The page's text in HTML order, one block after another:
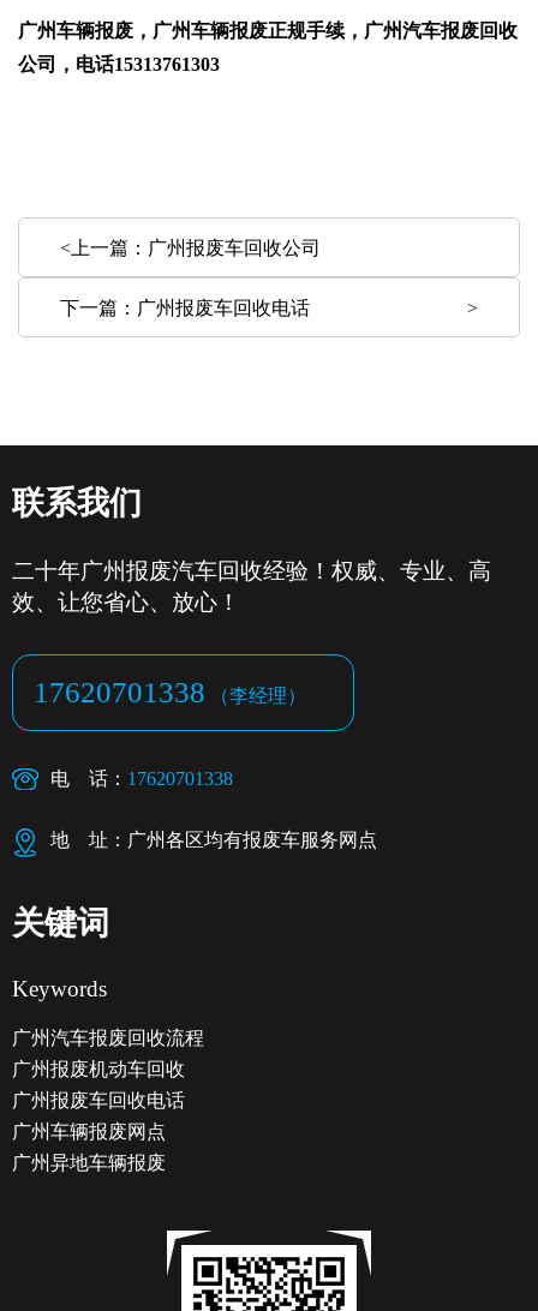
广州车辆报废，广州车辆报废正规手续，广州汽车报废回收
公司，电话15313761303
<上一篇： 广州报废车回收公司
下一篇： 广州报废车回收电话 >
联系我们
二十年广州报废汽车回收经验！权威、专业、高
效、让您省心、放心！
17620701338 （李经理）
电 话： 17620701338
地 址：广州各区均有报废车服务网点
关键词
Keywords
广州汽车报废回收流程
广州报废机动车回收
广州报废车回收电话
广州车辆报废网点
广州异地车辆报废